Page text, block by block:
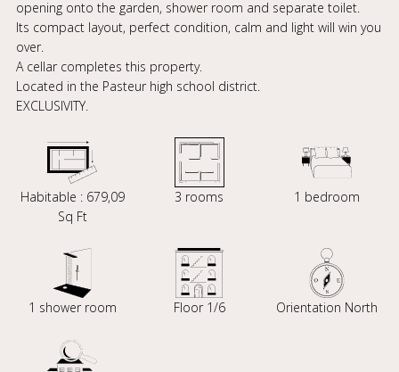
opening onto the garden, shower room and separate toilet.
Its compact layout, perfect condition, calm and light will win you
over.
A cellar completes this property.
Located in the Pasteur high school district.
EXCLUSIVITY.
Habitable : 679,09
Sq Ft
3 rooms 1 bedroom
1 shower room Floor 1/6 Orientation North